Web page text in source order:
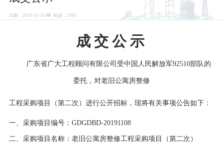
日期：2020-01-10 阅读： 2996
成 交 公 示
广东省广大工程顾问有限公司受中国人民解放军92510部队 的
委托，对老旧公寓房整修
工程采购项目 （第二次） 进行公开招标，现将有关事项公告如下：
一、采购项目 编号： GDGDBD-20191108
二、采购项目名称： 老旧公寓房整修工程采购项目 （第二次）